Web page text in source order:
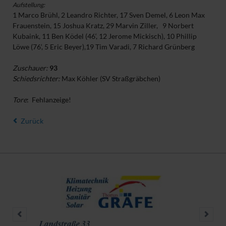
Aufstellung:
1 Marco Brühl, 2 Leandro Richter, 17 Sven Demel, 6 Leon Max
Frauenstein, 15 Joshua Kratz, 29 Marvin Ziller, 9 Norbert
Kubaink, 11 Ben Ködel (46‘, 12 Jerome Mickisch), 10 Phillip
Löwe (76‘, 5 Eric Beyer),19 Tim Varadi, 7 Richard Grünberg
Zuschauer: 93
Schiedsrichter:Max Köhler (SV Straßgräbchen)
Tore: Fehlanzeige!
Zurück